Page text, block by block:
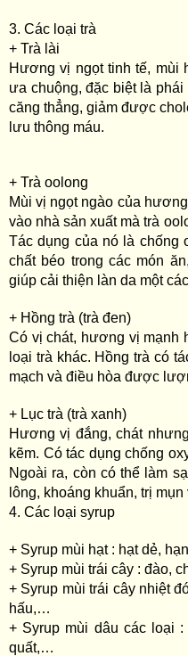
3. Các loại trà
+ Trà lài
Hương vị ngọt tinh tế, mùi
ưa chuộng, đặc biệt là
căng thẳng, giảm được
lưu thông máu.
+ Trà oolong
Mùi vị ngọt ngào của
vào nhà sản xuất mà trà
Tác dụng của nó là
chất béo trong các món
giúp cải thiện làn da một
+ Hồng trà (trà đen)
Có vị chát, hương vị mạnh
loại trà khác. Hồng trà có
mạch và điều hòa được
+ Lục trà (trà xanh)
Hương vị đắng, chát
kẽm. Có tác dụng chống
Ngoài ra, còn có thể làm
lông, khoáng khuẩn, trị
4. Các loại syrup
+ Syrup mùi hạt : hạt dẻ,
+ Syrup mùi trái cây : đào,
+ Syrup mùi trái cây nhiệt
hấu,…
+ Syrup mùi dâu các loại
quất,…